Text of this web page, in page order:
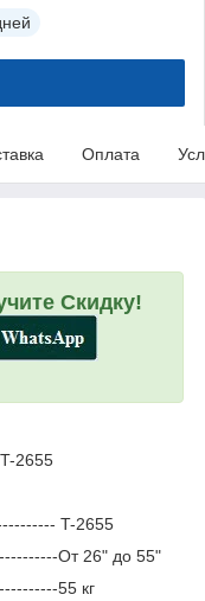
Оплата
Скидку!
2655
T-2655
От 26" до 55"
55 кг